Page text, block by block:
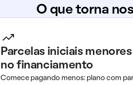
O que torna
Parcelas iniciais
no financiamento
Comece pagando menos: plano com